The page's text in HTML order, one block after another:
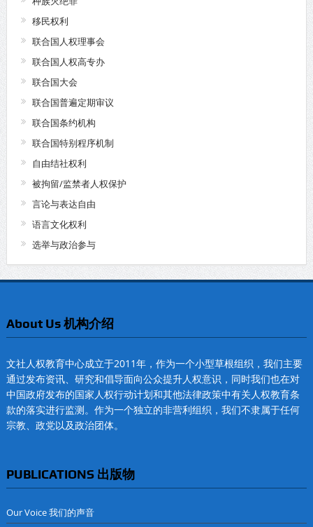
移民权利
联合国人权理事会
联合国人权高专办
联合国大会
联合国普遍定期审议
联合国条约机构
联合国特别程序机制
自由结社权利
被拘留/监禁者人权保护
言论与表达自由
语言文化权利
选举与政治参与
About Us 机构介绍
文社人权教育中心成立于2011年，作为一个小型草根组织，我们主要
通过发布资讯、研究和倡导面向公众提升人权意识，同时我们也在对
中国政府发布的国家人权行动计划和其他法律政策中有关人权教育条
款的落实进行监测。作为一个独立的非营利组织，我们不隶属于任何
宗教、政党以及政治团体。
PUBLICATIONS 出版物
Our Voice 我们的声音